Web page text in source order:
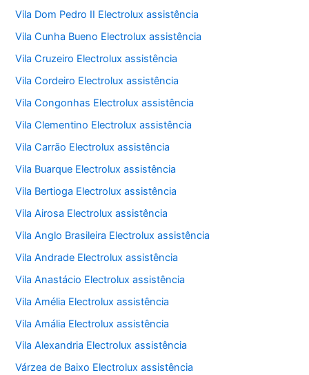
Vila Dom Pedro II Electrolux assistência
Vila Cunha Bueno Electrolux assistência
Vila Cruzeiro Electrolux assistência
Vila Cordeiro Electrolux assistência
Vila Congonhas Electrolux assistência
Vila Clementino Electrolux assistência
Vila Carrão Electrolux assistência
Vila Buarque Electrolux assistência
Vila Bertioga Electrolux assistência
Vila Airosa Electrolux assistência
Vila Anglo Brasileira Electrolux assistência
Vila Andrade Electrolux assistência
Vila Anastácio Electrolux assistência
Vila Amélia Electrolux assistência
Vila Amália Electrolux assistência
Vila Alexandria Electrolux assistência
Várzea de Baixo Electrolux assistência